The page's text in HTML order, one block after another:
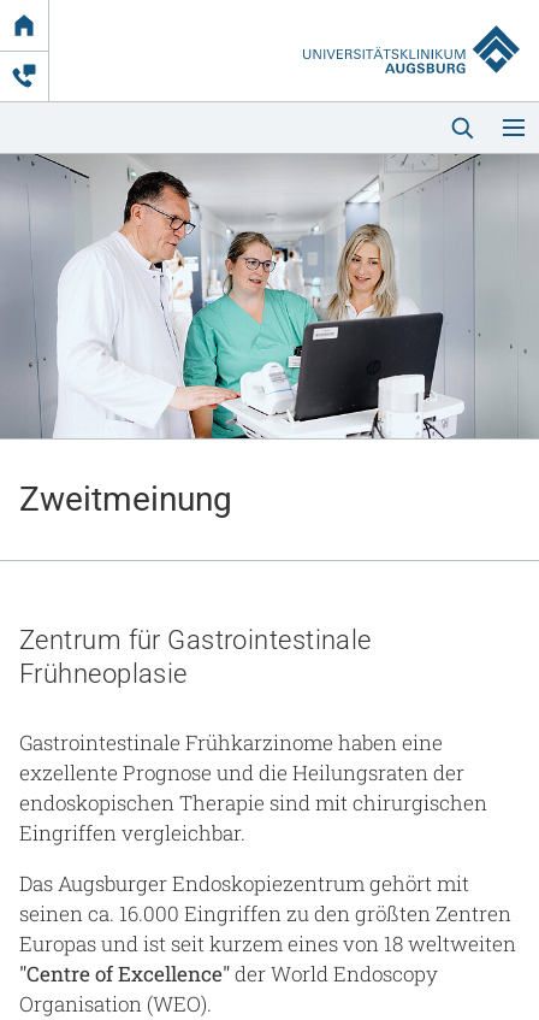
Link
zur
Startseite
Startseite
Kliniken & Einrichtungen
Beruf & Karriere
Notaufnahme
Zweitmeinung
Zentrum für Gastrointestinale
Frühneoplasie
Gastrointestinale Frühkarzinome haben eine
exzellente Prognose und die Heilungsraten der
endoskopischen Therapie sind mit chirurgischen
Eingriffen vergleichbar.
Das Augsburger Endoskopiezentrum gehört mit
seinen ca. 16.000 Eingriffen zu den größten Zentren
Europas und ist seit kurzem eines von 18 weltweiten
"Centre of Excellence"der World Endoscopy
Organisation (WEO).